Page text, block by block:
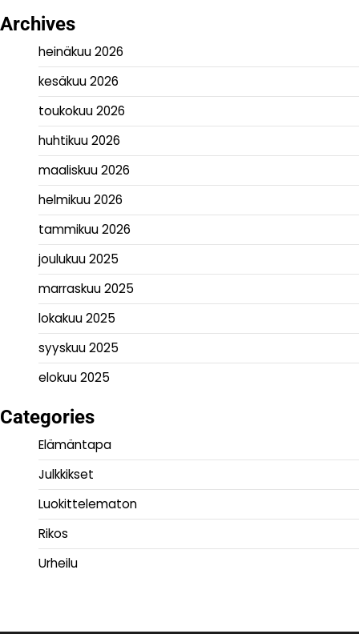
Archives
heinäkuu 2026
kesäkuu 2026
toukokuu 2026
huhtikuu 2026
maaliskuu 2026
helmikuu 2026
tammikuu 2026
joulukuu 2025
marraskuu 2025
lokakuu 2025
syyskuu 2025
elokuu 2025
Categories
Elämäntapa
Julkkikset
Luokittelematon
Rikos
Urheilu